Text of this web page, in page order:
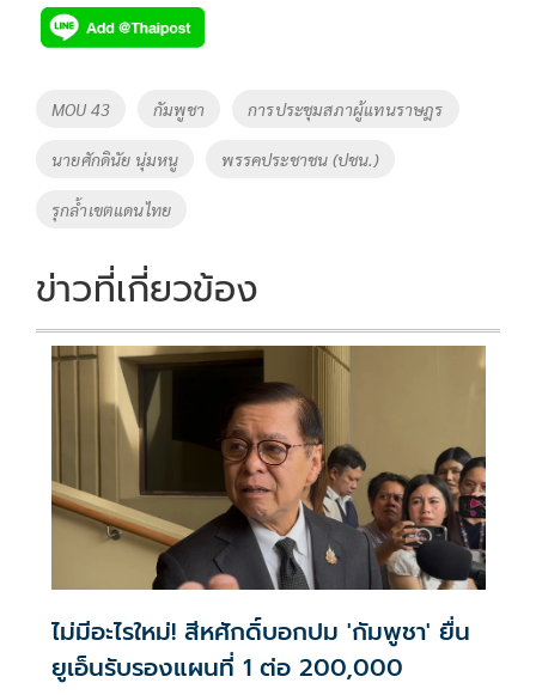
e
b
o
o
k
tt
er
p
y
Li
k
Tags
MOU 43 กัมพูชา การประชุมสภาผู้แทนราษฎร
นายศักดินัย นุ่มหนู พรรคประชาชน (ปชน.)
รุกล้ำเขตแดนไทย
ข่าวที่เกี่ยวข้อง
ไม่มีอะไรใหม่! สีหศักดิ์บอกปม 'กัมพูชา' ยื่น
ยูเอ็นรับรองแผนที่ 1 ต่อ 200,000